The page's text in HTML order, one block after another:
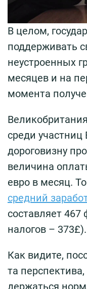
В целом,
поддерживать
неустроенных
месяцев и на
момента
среди участниц
дороговизну
величина
евро в месяц.
средний
составляет 467
налогов – 373£).
Как видите,
та
держаться